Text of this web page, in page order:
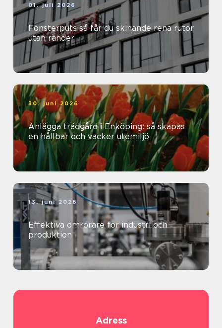
01. juli 2026
Fönsterputs så får du skinande rena rutor
utan ränder
30. juni 2026
Anlägga trädgård i Enköping: så skapas
en hållbar och vacker utemiljö
13. juni 2026
Effektiva omrörare för industri och
produktion
Adress